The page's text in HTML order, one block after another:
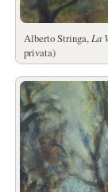
Alberto Stringa, La
privata)